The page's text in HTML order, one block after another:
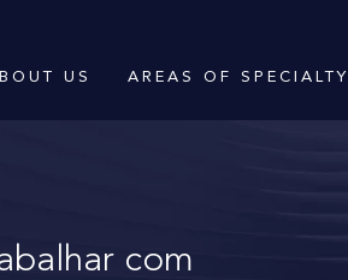
US AREAS OF SPECIALTY
com